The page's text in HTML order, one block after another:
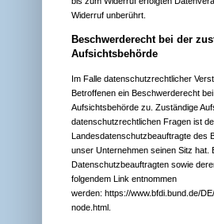
Widerruf unberührt.
Beschwerderecht bei der
Aufsichtsbehörde
Im Falle datenschutzrechtlicher
Betroffenen ein Beschwerderecht
Aufsichtsbehörde zu. Zuständige
datenschutzrechtlichen Fragen ist
Landesdatenschutzbeauftragte des
unser Unternehmen seinen Sitz hat.
Datenschutzbeauftragten sowie
folgendem Link entnommen
werden: https://www.bfdi.bund.de/
node.html